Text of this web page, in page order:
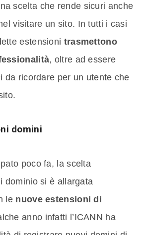
scelta che rende sicuri anche
visitare un sito. In tutti i casi
estensioni trasmettono
, oltre ad essere
da ricordare per un utente che
domini
poco fa, la scelta
dominio si è allargata
le nuove estensioni di
anno infatti l’ICANN ha